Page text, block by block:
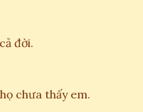
đời.
chưa thấy em.